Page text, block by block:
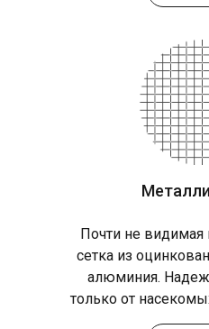
Почти не видимая
сетка из
алюминия.
только от